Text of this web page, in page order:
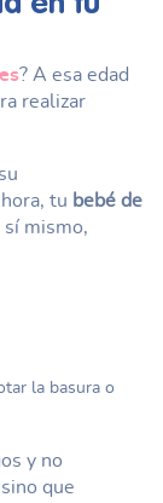
? A esa edad
realizar
tu bebé de
sí mismo,
la basura o
y no
que